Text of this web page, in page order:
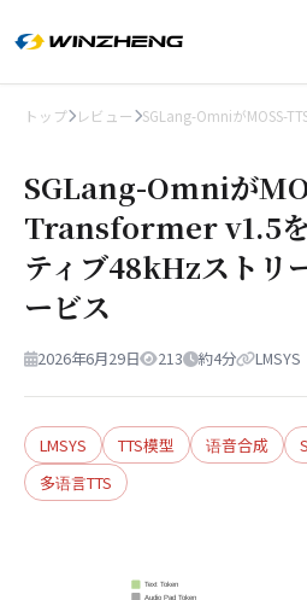
トップ レビュー SGLang-OmniがMOSS-
SGLang-Omniが
Transformer v1.5を
ティブ48kHzストリ
ービス
2026年6月29日 213 約4分 LMSYS
LMSYS TTS模型 语音合成
多语言TTS